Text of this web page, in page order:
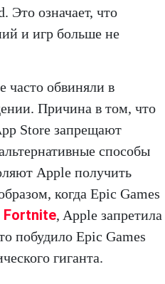
Это означает, что
и игр больше не
часто обвиняли в
Причина в том, что
Store запрещают
способы
Apple получить
когда Epic Games
Fortnite, Apple запретила
побудило Epic Games
гиганта.